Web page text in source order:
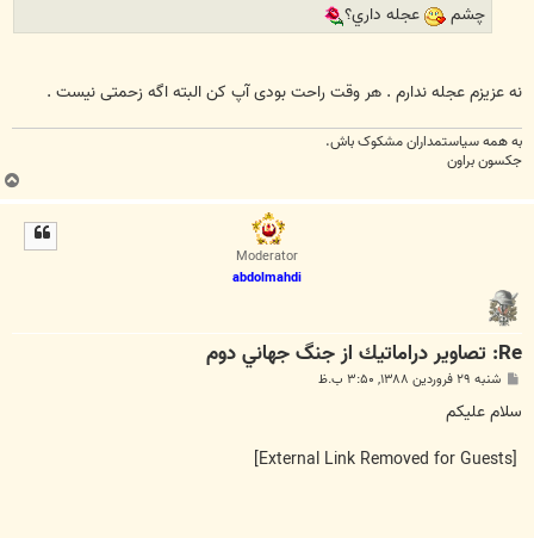
چشم عجله داري؟
نه عزیزم عجله ندارم . هر وقت راحت بودی آپ کن البته اگه زحمتی نیست .
به همه سياستمداران مشکوک باش.
جکسون براون
ب
ا
Moderator
abdolmahdi
Re: تصاوير دراماتيك از جنگ جهاني دوم
پ
ت
شنبه ۲۹ فروردین ۱۳۸۸, ۳:۵۰ ب.ظ
سلام عليكم